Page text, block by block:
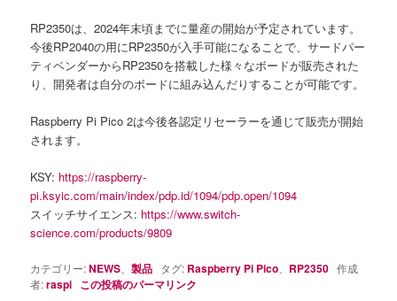
RP2350は、2024年末頃までに量産の開始が予定されています。
今後RP2040の用にRP2350が入手可能になることで、サードパー
ティベンダーからRP2350を搭載した様々なボードが販売された
り、開発者は自分のボードに組み込んだりすることが可能です。
Raspberry Pi Pico 2は今後各認定リセーラーを通じて販売が開始
されます。
KSY: https://raspberry-
pi.ksyic.com/main/index/pdp.id/1094/pdp.open/1094
スイッチサイエンス: https://www.switch-
science.com/products/9809
カテゴリー:NEWS 、製品 タグ: Raspberry Pi Pico RP2350 作成
者:raspi この投稿のパーマリンク